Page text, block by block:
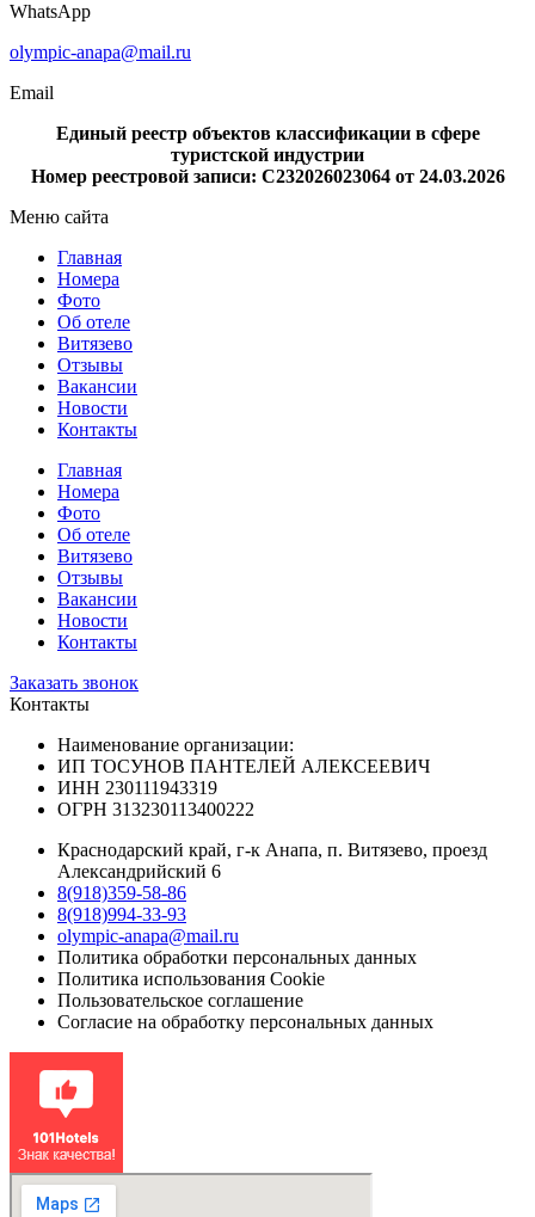
WhatsApp
olympic-anapa@mail.ru
Email
Единый реестр объектов классификации в сфере
туристской индустрии
Номер реестровой записи: С232026023064 от 24.03.2026
Меню сайта
Главная
Номера
Фото
Об отеле
Витязево
Отзывы
Вакансии
Новости
Контакты
Главная
Номера
Фото
Об отеле
Витязево
Отзывы
Вакансии
Новости
Контакты
Заказать звонок
Контакты
Наименование организации:
ИП ТОСУНОВ ПАНТЕЛЕЙ АЛЕКСЕЕВИЧ
ИНН 230111943319
ОГРН 313230113400222
Краснодарский край, г-к Анапа, п. Витязево, проезд
Александрийский 6
8(918)359-58-86
8(918)994-33-93
olympic-anapa@mail.ru
Политика обработки персональных данных
Политика использования Cookie
Пользовательское соглашение
Согласие на обработку персональных данных